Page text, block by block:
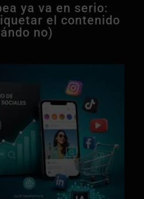
ya va en serio:
el contenido
no)